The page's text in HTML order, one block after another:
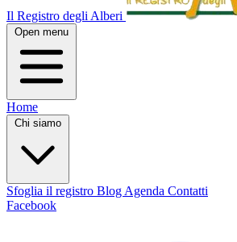
Il Registro degli Alberi
Open menu
Home
Chi siamo
Sfoglia il registro Blog Agenda Contatti
Facebook